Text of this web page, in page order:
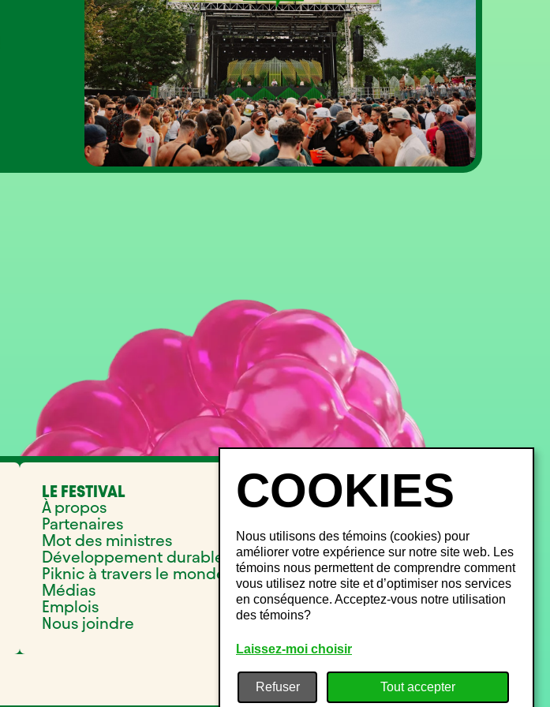
LE FESTIVAL
À propos
Partenaires
Mot des ministres
Développement durable
Piknic à travers le monde
Médias
Emplois
Nous joindre
INFOS FESTIVALIERS
FAQ
Gestion du bruit
Plan de site
Nous utilisons des témoins (cookies) pour
améliorer votre expérience sur notre site web. Les
témoins nous permettent de comprendre comment
vous utilisez notre site et d’optimiser nos services
en conséquence. Acceptez-vous notre utilisation
des témoins?
Laissez-moi choisir